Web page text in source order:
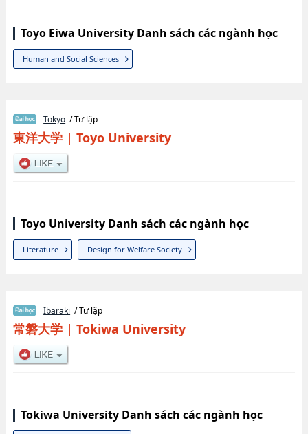
Toyo Eiwa University Danh sách các ngành học
Human and Social Sciences
Tokyo / Tư lập
東洋大学| Toyo University
Toyo University Danh sách các ngành học
Literature Design for Welfare Society
Ibaraki / Tư lập
常磐大学| Tokiwa University
Tokiwa University Danh sách các ngành học